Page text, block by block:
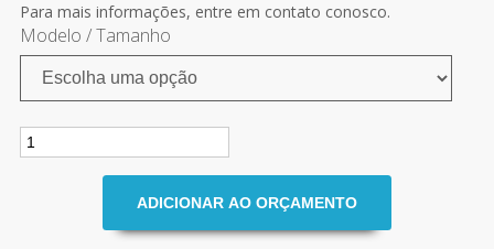
Para mais informações, entre em contato conosco.
Modelo / Tamanho